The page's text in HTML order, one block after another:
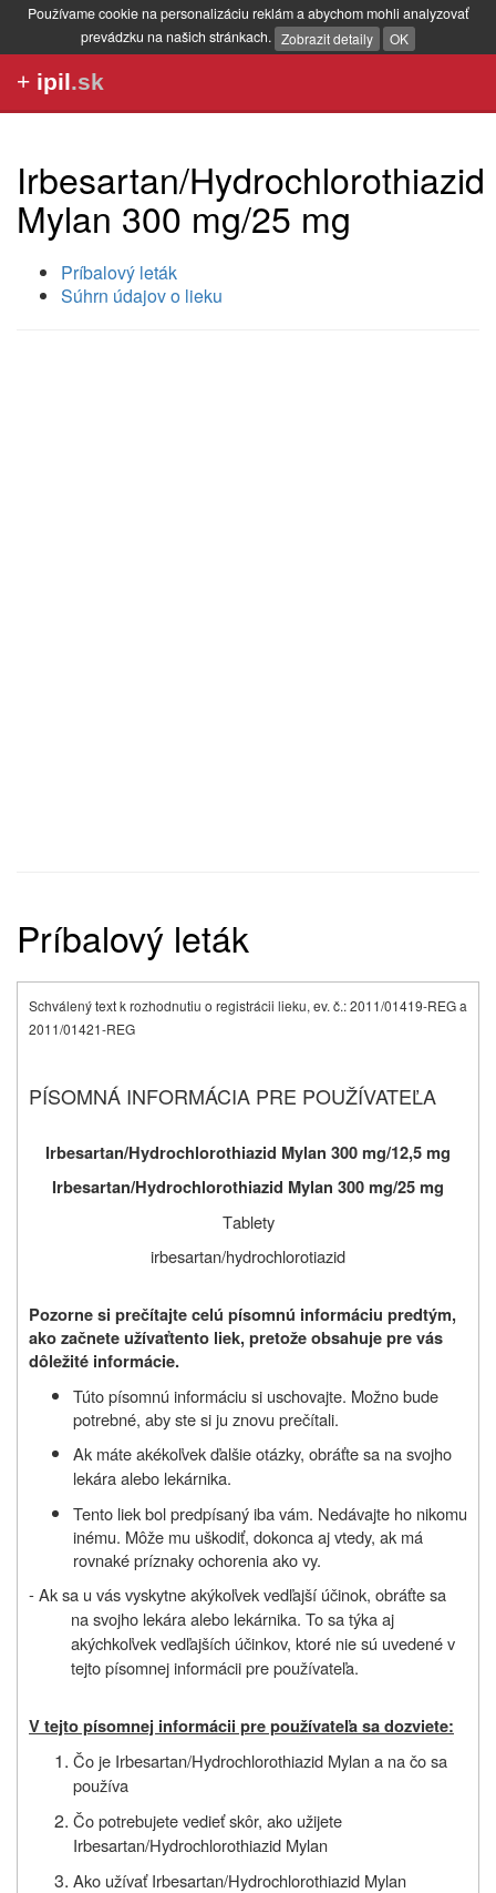
Používame cookie na personalizáciu reklám a abychom mohli analyzovať
prevádzku na našich stránkach. Zobrazit detaily OK
+ ipil.sk
Irbesartan/Hydrochlorothiazid
Mylan 300 mg/25 mg
Príbalový leták
Súhrn údajov o lieku
Príbalový leták
Schválený text k rozhodnutiu o registrácii lieku, ev. č.: 2011/01419-REG a
2011/01421-REG
PÍSOMNÁ INFORMÁCIA PRE POUŽÍVATEĽA
Irbesartan/Hydrochlorothiazid Mylan 300 mg/12,5 mg
Irbesartan/Hydrochlorothiazid Mylan 300 mg/25 mg
Tablety
irbesartan/hydrochlorotiazid
Pozorne si prečítajte celú písomnú informáciu predtým,
ako začnete užívaťtento liek, pretože obsahuje pre vás
dôležité informácie.
Túto písomnú informáciu si uschovajte. Možno bude
potrebné, aby ste si ju znovu prečítali.
Ak máte akékoľvek ďalšie otázky, obráťte sa na svojho
lekára alebo lekárnika.
Tento liek bol predpísaný iba vám. Nedávajte ho nikomu
inému. Môže mu uškodiť, dokonca aj vtedy, ak má
rovnaké príznaky ochorenia ako vy.
- Ak sa u vás vyskytne akýkoľvek vedľajší účinok, obráťte sa
na svojho lekára alebo lekárnika. To sa týka aj
akýchkoľvek vedľajších účinkov, ktoré nie sú uvedené v
tejto písomnej informácii pre používateľa.
V tejto písomnej informácii pre používateľa sa dozviete:
Čo je Irbesartan/Hydrochlorothiazid Mylan a na čo sa
používa
Čo potrebujete vedieť skôr, ako užijete
Irbesartan/Hydrochlorothiazid Mylan
Ako užívať Irbesartan/Hydrochlorothiazid Mylan